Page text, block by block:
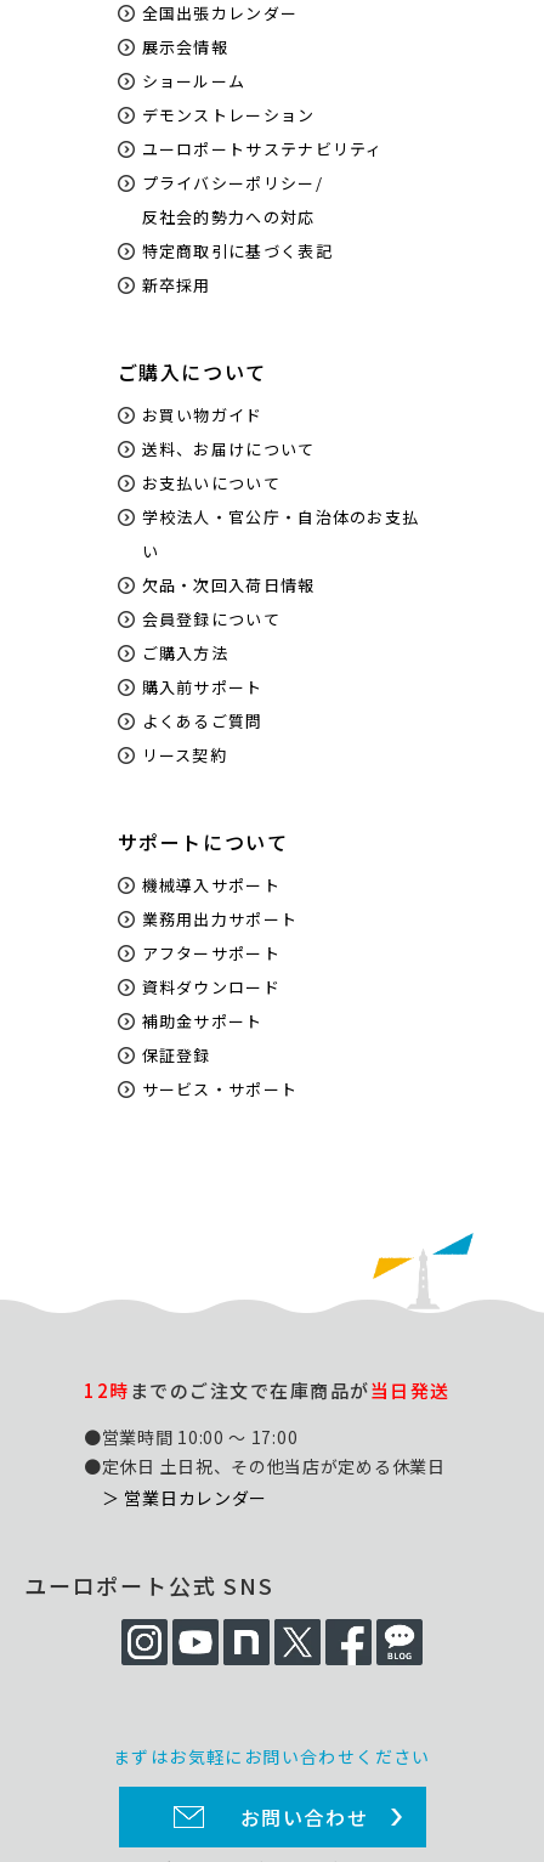
全国出張カレンダー
展示会情報
ショールーム
デモンストレーション
ユーロポートサステナビリティ
プライバシーポリシー/
反社会的勢力への対応
特定商取引に基づく表記
新卒採用
ご購入について
お買い物ガイド
送料、お届けについて
お支払いについて
学校法人・官公庁・自治体のお支払
い
欠品・次回入荷日情報
会員登録について
ご購入方法
購入前サポート
よくあるご質問
リース契約
サポートについて
機械導入サポート
業務用出力サポート
アフターサポート
資料ダウンロード
補助金サポート
保証登録
サービス・サポート
12時までのご注文で在庫商品が当日発送
●営業時間 10:00 ～ 17:00
●定休日 土日祝、その他当店が定める休業日
＞ 営業日カレンダー
ユーロポート公式 SNS
まずはお気軽にお問い合わせください
お問い合わせ